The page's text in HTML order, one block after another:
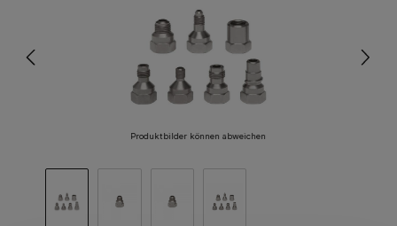
Produktbilder können abweichen